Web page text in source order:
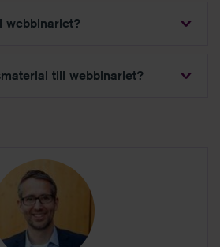
webbinariet?
till webbinariet?